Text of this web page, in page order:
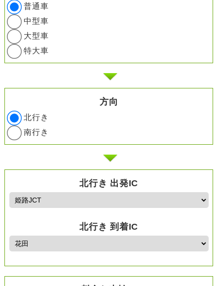
普通車
中型車
大型車
特大車
方向
北行き
南行き
北行き 出発IC
北行き 到着IC